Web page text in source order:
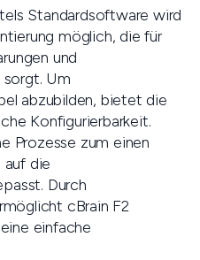
Standardsoftware wird
möglich, die für
und
Um
abzubilden, bietet die
Konfigurierbarkeit.
Prozesse zum einen
auf die
Durch
cBrain F2
einfache